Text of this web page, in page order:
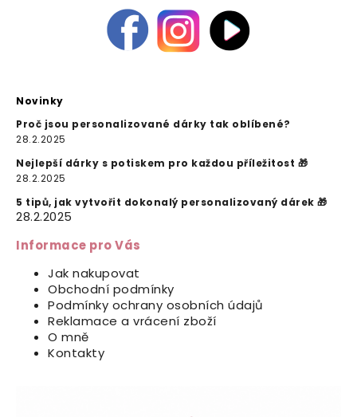
Novinky
Proč jsou personalizované dárky tak oblíbené?
28.2.2025
Nejlepší dárky s potiskem pro každou příležitost 🎁
28.2.2025
5 tipů, jak vytvořit dokonalý personalizovaný dárek 🎁
28.2.2025
Informace pro Vás
Jak nakupovat
Obchodní podmínky
Podmínky ochrany osobních údajů
Reklamace a vrácení zboží
O mně
Kontakty